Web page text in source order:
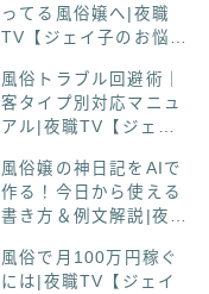
ってる風俗嬢へ|夜職
TV【ジェイ子のお悩み
風俗トラブル回避術｜
客タイプ別対応マニュ
アル|夜職TV【ジェイ
風俗嬢の神日記をAIで
作る！今日から使える
書き方＆例文解説|夜職
相談室】
風俗で月100万円稼ぐ
には|夜職TV【ジェイ